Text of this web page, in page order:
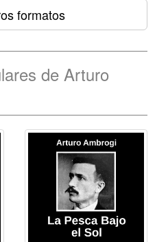
formatos
de Arturo